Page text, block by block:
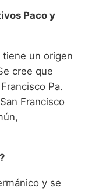
Paco y
tiene un origen
cree que
Pa.
Francisco
y se